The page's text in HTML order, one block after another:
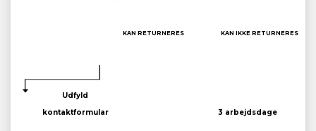
KAN RETURNERES KAN IKKE RETURNERES
Udfyld
kontaktformular
3 arbejdsdage